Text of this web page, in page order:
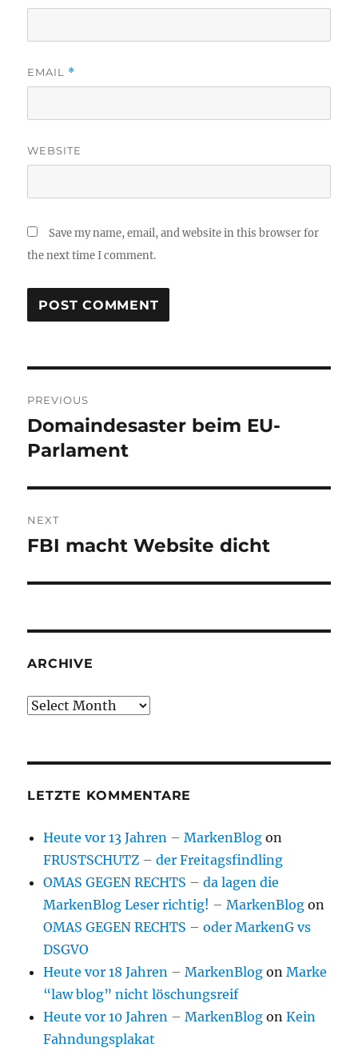
EMAIL *
WEBSITE
Save my name, email, and website in this browser for
the next time I comment.
navigation
PREVIOUS
Previous
post:
Domaindesaster beim EU-
Parlament
NEXT
Next
FBI macht Website dicht
ARCHIVE
Archive
LETZTE KOMMENTARE
Heute vor 13 Jahren – MarkenBlog on
FRUSTSCHUTZ – der Freitagsfindling
OMAS GEGEN RECHTS – da lagen die
MarkenBlog Leser richtig! – MarkenBlog on
OMAS GEGEN RECHTS – oder MarkenG vs
DSGVO
Heute vor 18 Jahren – MarkenBlog onMarke
“law blog” nicht löschungsreif
Heute vor 10 Jahren – MarkenBlog onKein
Fahndungsplakat